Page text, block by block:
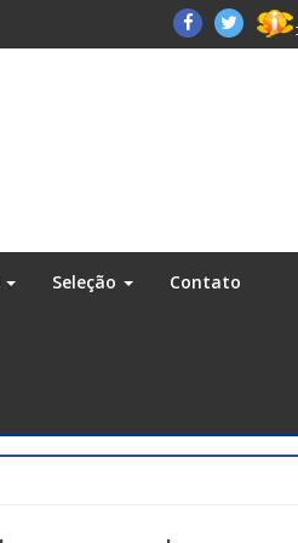
Facebook
Twitter
Seleção Contato